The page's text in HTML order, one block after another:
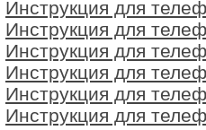
Инструкция для
Инструкция для
Инструкция для
Инструкция для
Инструкция для
Инструкция для